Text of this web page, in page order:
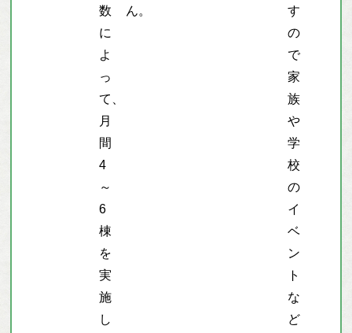
数
に
よ
っ
て、
月
間
4
～
6
棟
を
実
施
し
ん。
す
の
で
家
族
や
学
校
の
イ
ベ
ン
ト
な
ど